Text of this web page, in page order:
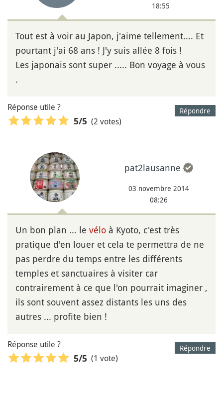
18:55
Tout est à voir au Japon, j'aime tellement.... Et
pourtant j'ai 68 ans ! J'y suis allée 8 fois !
Les japonais sont super ..... Bon voyage à vous
.
Répondre
Réponse utile ?
5/5 (2 votes)
pat2lausanne
03 novembre 2014
08:26
Un bon plan ... le vélo à Kyoto, c'est très
pratique d'en louer et cela te permettra de ne
pas perdre du temps entre les différents
temples et sanctuaires à visiter car
contrairement à ce que l'on pourrait imaginer ,
ils sont souvent assez distants les uns des
autres ... profite bien !
Répondre
Réponse utile ?
5/5 (1 vote)